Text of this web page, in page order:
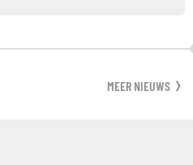
MEER NIEUWS